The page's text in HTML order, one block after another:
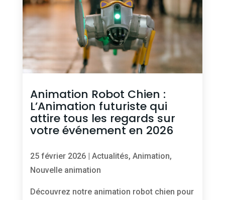
Animation Robot Chien :
L’Animation futuriste qui
attire tous les regards sur
votre événement en 2026
25 février 2026| Actualités, Animation,
Nouvelle animation
Découvrez notre animation robot chien pour